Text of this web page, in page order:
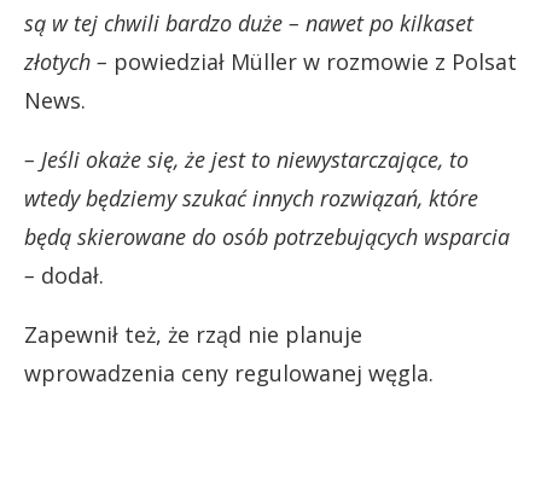
są w tej chwili bardzo duże – nawet po kilkaset
złotych – powiedział Müller w rozmowie z Polsat
News.
– Jeśli okaże się, że jest to niewystarczające, to
wtedy będziemy szukać innych rozwiązań, które
będą skierowane do osób potrzebujących wsparcia
– dodał.
Zapewnił też, że rząd nie planuje
wprowadzenia ceny regulowanej węgla.